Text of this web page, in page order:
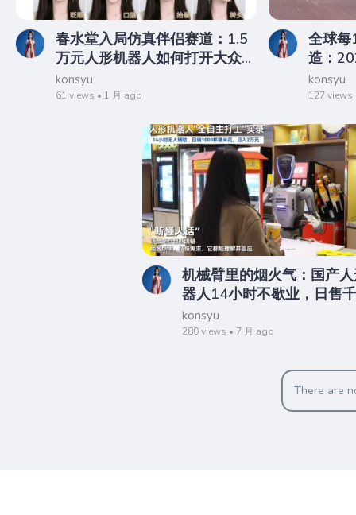
春水堂入局仿真伴侣赛道：1.5
万元人形机器人如何打开大众消
费市场
konsyu
61 views • 1 月 ago
全球
造：
konsyu
127 views
机械臂里的烟火气：国产
器人14小时不歇业，日售
爆米花创商业奇迹
konsyu
280 views • 7 月 ago
There are